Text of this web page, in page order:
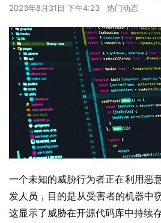
2023年8月31日 下午4:23
热门动态
一个未知的威胁行为者正在利用恶
发人员，目的是从受害者的机器中
这显示了威胁在开源代码库中持续